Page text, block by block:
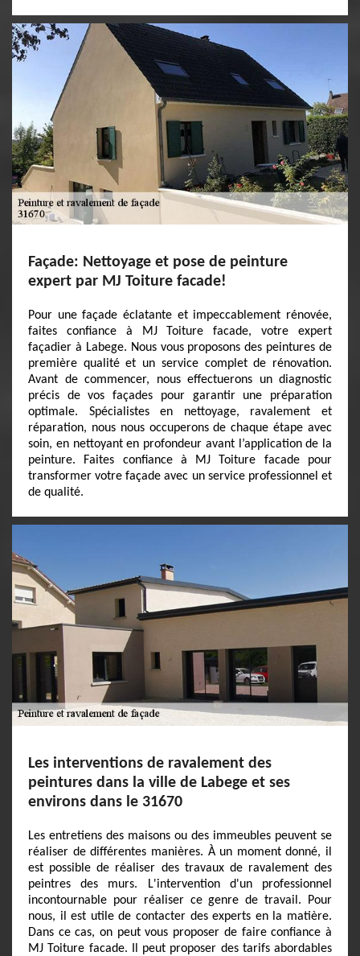
Façade: Nettoyage et pose de peinture
expert par MJ Toiture facade!
Pour une façade éclatante et impeccablement rénovée,
faites confiance à MJ Toiture facade, votre expert
façadier à Labege. Nous vous proposons des peintures de
première qualité et un service complet de rénovation.
Avant de commencer, nous effectuerons un diagnostic
précis de vos façades pour garantir une préparation
optimale. Spécialistes en nettoyage, ravalement et
réparation, nous nous occuperons de chaque étape avec
soin, en nettoyant en profondeur avant l’application de la
peinture. Faites confiance à MJ Toiture facade pour
transformer votre façade avec un service professionnel et
de qualité.
Les interventions de ravalement des
peintures dans la ville de Labege et ses
environs dans le 31670
Les entretiens des maisons ou des immeubles peuvent se
réaliser de différentes manières. À un moment donné, il
est possible de réaliser des travaux de ravalement des
peintres des murs. L'intervention d'un professionnel
incontournable pour réaliser ce genre de travail. Pour
nous, il est utile de contacter des experts en la matière.
Dans ce cas, on peut vous proposer de faire confiance à
MJ Toiture facade. Il peut proposer des tarifs abordables